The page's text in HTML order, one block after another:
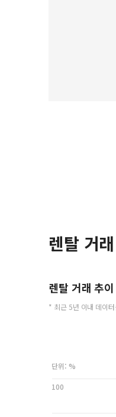
렌탈 거래
렌탈 거래 추이
* 최근 5년 이내 데이
단위: %